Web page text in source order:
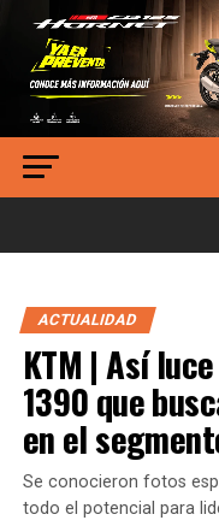
ACTUALIDAD
KTM | Así
1390 que
en el
Se conocieron fotos
todo el potencial para